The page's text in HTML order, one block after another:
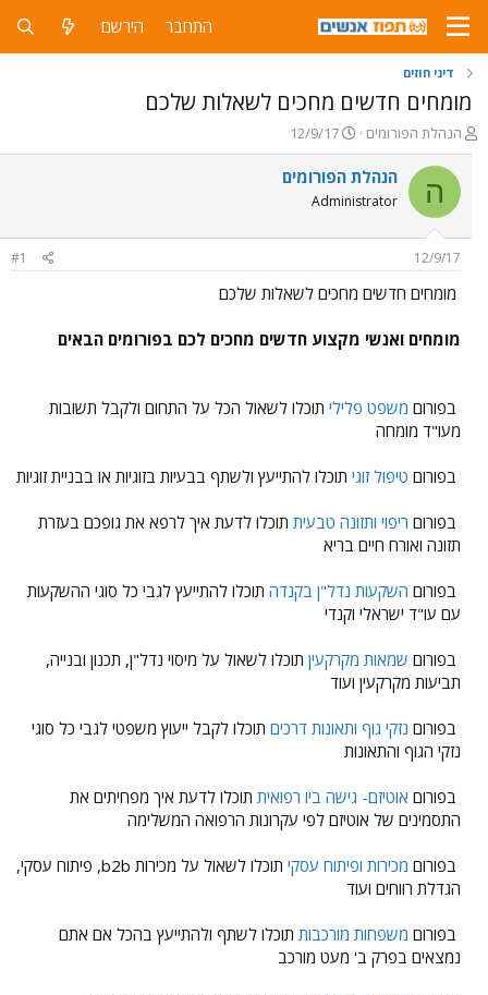
התחבר הירשם
דיני חוזים
מומחים חדשים מחכים לשאלות שלכם
פ
ו
ת
ח
ה
ש
א
הנהלת הפורומים
פ
ו
ר
ם
ר
12/9/17
ה הנהלת הפורומים
Administrator
12/9/17
#1
מומחים חדשים מחכים לשאלות שלכם
מומחים ואנשי מקצוע חדשים מחכים לכם בפורומים הבאים
בפורום משפט פלילי תוכלו לשאול הכל על התחום ולקבל תשובות
מעו"ד מומחה
בפורום טיפול זוגי תוכלו להתייעץ ולשתף בבעיות בזוגיות או בבניית זוגיות
בפורום ריפוי ותזונה טבעית תוכלו לדעת איך לרפא את גופכם בעזרת
תזונה ואורח חיים בריא
בפורום השקעות נדל"ן בקנדה תוכלו להתייעץ לגבי כל סוגי ההשקעות
עם עו"ד ישראלי וקנדי
בפורום שמאות מקרקעין תוכלו לשאול על מיסוי נדל"ן, תכנון ובנייה,
תביעות מקרקעין ועוד
בפורום נזקי גוף ותאונות דרכים תוכלו לקבל ייעוץ משפטי לגבי כל סוגי
נזקי הגוף והתאונות
בפורום אוטיזם- גישה ביו רפואית תוכלו לדעת איך מפחיתים את
התסמינים של אוטיזם לפי עקרונות הרפואה המשלימה
בפורום מכירות ופיתוח עסקי
תוכלו לשאול על מכירות b2b, פיתוח עסקי,
הגדלת רווחים ועוד
בפורום משפחות מורכבות תוכלו לשתף ולהתייעץ בהכל אם אתם
נמצאים בפרק ב' מעט מורכב